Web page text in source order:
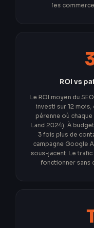
les
ROI vs
Le ROI moyen du
investi sur 12 mois,
pérenne où
Land 2024). À
3 fois plus de
campagne Google
sous-jacent. Le trafic
fonctionner sans